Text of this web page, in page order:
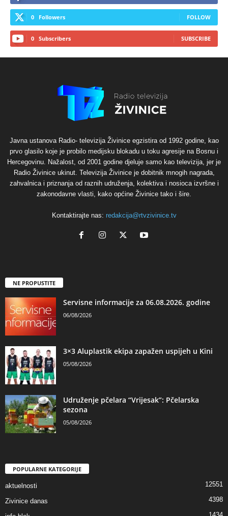
0 Followers FOLLOW
0 Subscribers SUBSCRIBE
Javna ustanova Radio- televizija Živinice egzistira od 1992 godine, kao
prvo glasilo koje je probilo medijsku blokadu u toku agresije na Bosnu i
Hercegovinu. Nažalost, od 2001 godine djeluje samo kao televizija, jer je
Radio Živinice ukinut. Televizija Živinice je dobitnik mnogih nagrada,
zahvalnica i priznanja od raznih udruženja, kolektiva i nosioca izvršne i
zakonodavne vlasti, kako općine Živinice tako i šire.
Kontaktirajte nas: redakcija@rtvzivinice.tv
NE PROPUSTITE
Servisne informacije za 06.08.2026. godine
06/08/2026
3×3 Aluplastik ekipa zapažen uspijeh u Kini
05/08/2026
Udruženje pčelara “Vrijesak”: Pčelarska
sezona
05/08/2026
POPULARNE KATEGORIJE
aktuelnosti 12551
Zivinice danas 4398